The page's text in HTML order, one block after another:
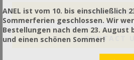
RATINGS
CONTACT
ANEL ist vom 10. bis einschließlich
Sommerferien geschlossen. Wir
Bestellungen nach dem 23. August
und einen schönen Sommer!